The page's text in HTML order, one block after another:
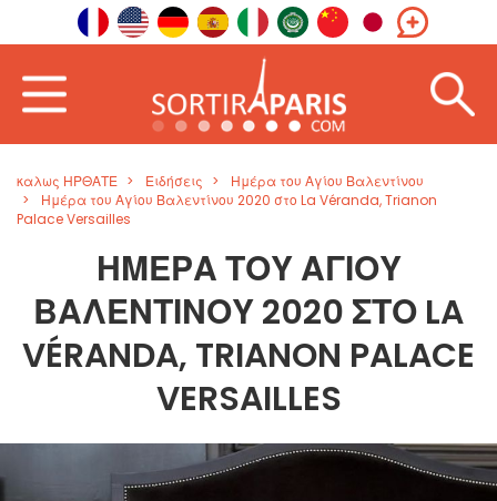
καλως ΗΡΘΑΤΕ Ειδήσεις
Ημέρα του Αγίου Βαλεντίνου
Ημέρα του Αγίου Βαλεντίνου 2020 στο La Véranda, Trianon
Palace Versailles
ΗΜΈΡΑ ΤΟΥ ΑΓΊΟΥ
ΒΑΛΕΝΤΊΝΟΥ 2020 ΣΤΟ LA
VÉRANDA, TRIANON PALACE
VERSAILLES